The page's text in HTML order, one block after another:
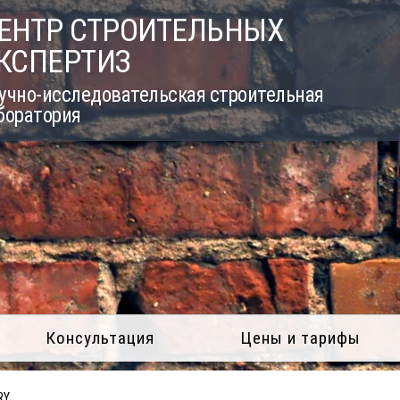
СТРОИТЕЛЬНЫХ
исследовательская строительная
Консультация Цены и тарифы